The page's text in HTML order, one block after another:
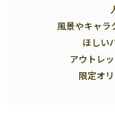
風景やキャラ
ほしい
アウトレ
限定オ